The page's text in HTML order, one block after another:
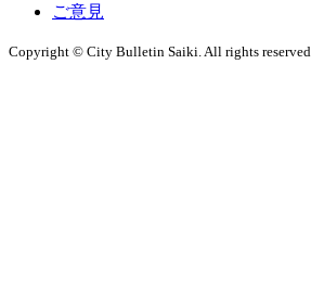
ご意見
Copyright © City Bulletin Saiki. All rights reserved.